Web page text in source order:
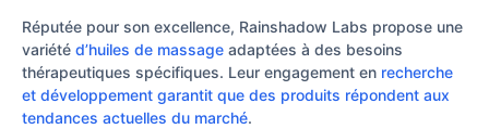
Réputée pour son excellence, Rainshadow Labs propose une
variété d’huiles de massage adaptées à des besoins
thérapeutiques spécifiques. Leur engagement en recherche
et développement garantit que des produits répondent aux
tendances actuelles du marché.